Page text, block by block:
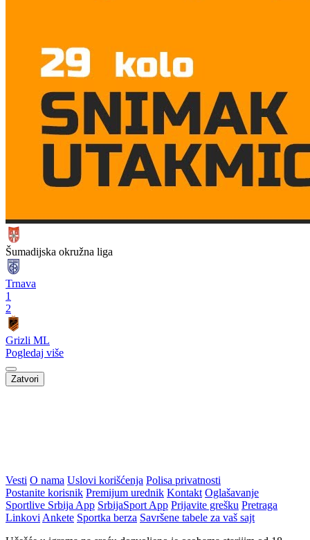
Šumadijska okružna liga
Trnava
1
2
Grizli ML
Pogledaj više
Zatvori
Vesti O nama Uslovi korišćenja Polisa privatnosti
Postanite korisnik Premijum urednik Kontakt Oglašavanje
Sportlive Srbija App SrbijaSport App Prijavite grešku Pretraga
Linkovi Ankete Sportka berza Savršene tabele za vaš sajt